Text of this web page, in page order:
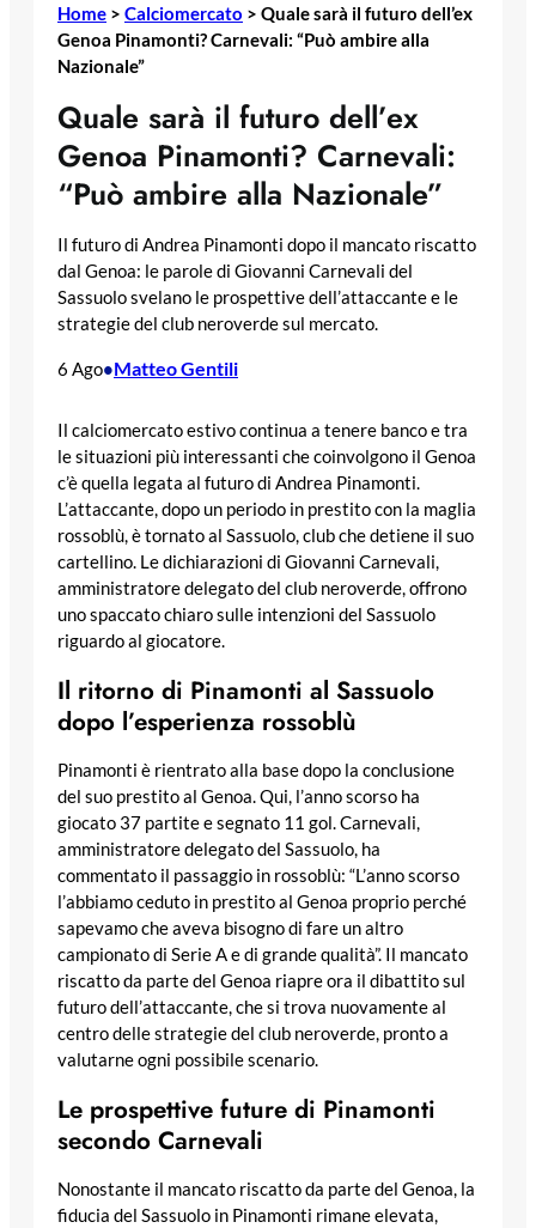
Home > Calciomercato > Quale sarà il futuro dell’ex
Genoa Pinamonti? Carnevali: “Può ambire alla
Nazionale”
Quale sarà il futuro dell’ex
Genoa Pinamonti? Carnevali:
“Può ambire alla Nazionale”
Il futuro di Andrea Pinamonti dopo il mancato riscatto
dal Genoa: le parole di Giovanni Carnevali del
Sassuolo svelano le prospettive dell’attaccante e le
strategie del club neroverde sul mercato.
6 Ago•Matteo Gentili
Il calciomercato estivo continua a tenere banco e tra
le situazioni più interessanti che coinvolgono il Genoa
c’è quella legata al futuro di Andrea Pinamonti.
L’attaccante, dopo un periodo in prestito con la maglia
rossoblù, è tornato al Sassuolo, club che detiene il suo
cartellino. Le dichiarazioni di Giovanni Carnevali,
amministratore delegato del club neroverde, offrono
uno spaccato chiaro sulle intenzioni del Sassuolo
riguardo al giocatore.
Il ritorno di Pinamonti al Sassuolo
dopo l’esperienza rossoblù
Pinamonti è rientrato alla base dopo la conclusione
del suo prestito al Genoa. Qui, l’anno scorso ha
giocato 37 partite e segnato 11 gol. Carnevali,
amministratore delegato del Sassuolo, ha
commentato il passaggio in rossoblù: “L’anno scorso
l’abbiamo ceduto in prestito al Genoa proprio perché
sapevamo che aveva bisogno di fare un altro
campionato di Serie A e di grande qualità”. Il mancato
riscatto da parte del Genoa riapre ora il dibattito sul
futuro dell’attaccante, che si trova nuovamente al
centro delle strategie del club neroverde, pronto a
valutarne ogni possibile scenario.
Le prospettive future di Pinamonti
secondo Carnevali
Nonostante il mancato riscatto da parte del Genoa, la
fiducia del Sassuolo in Pinamonti rimane elevata,